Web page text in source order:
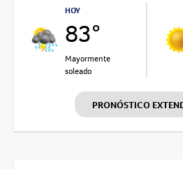
HOY
83°
Mayormente
soleado
PRONÓSTICO